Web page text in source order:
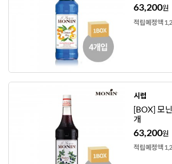
63,200원
적립예정액
시럽
[BOX] 모
개
63,200원
적립예정액